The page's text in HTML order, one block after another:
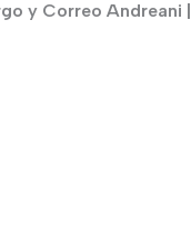
y Correo Andreani |